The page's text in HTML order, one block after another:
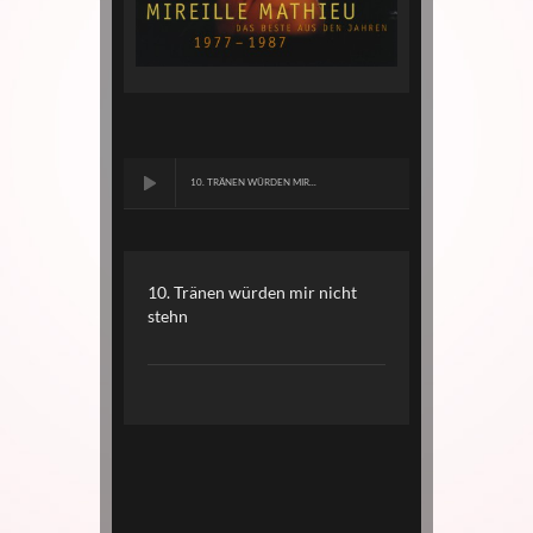
10. TRÄNEN WÜRDEN MIR...
10. Tränen würden mir nicht
stehn